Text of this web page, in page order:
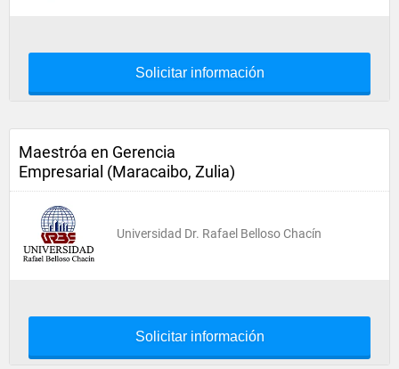
Solicitar información
Maestróa en Gerencia
Empresarial (Maracaibo, Zulia)
Universidad Dr. Rafael Belloso Chacín
Solicitar información